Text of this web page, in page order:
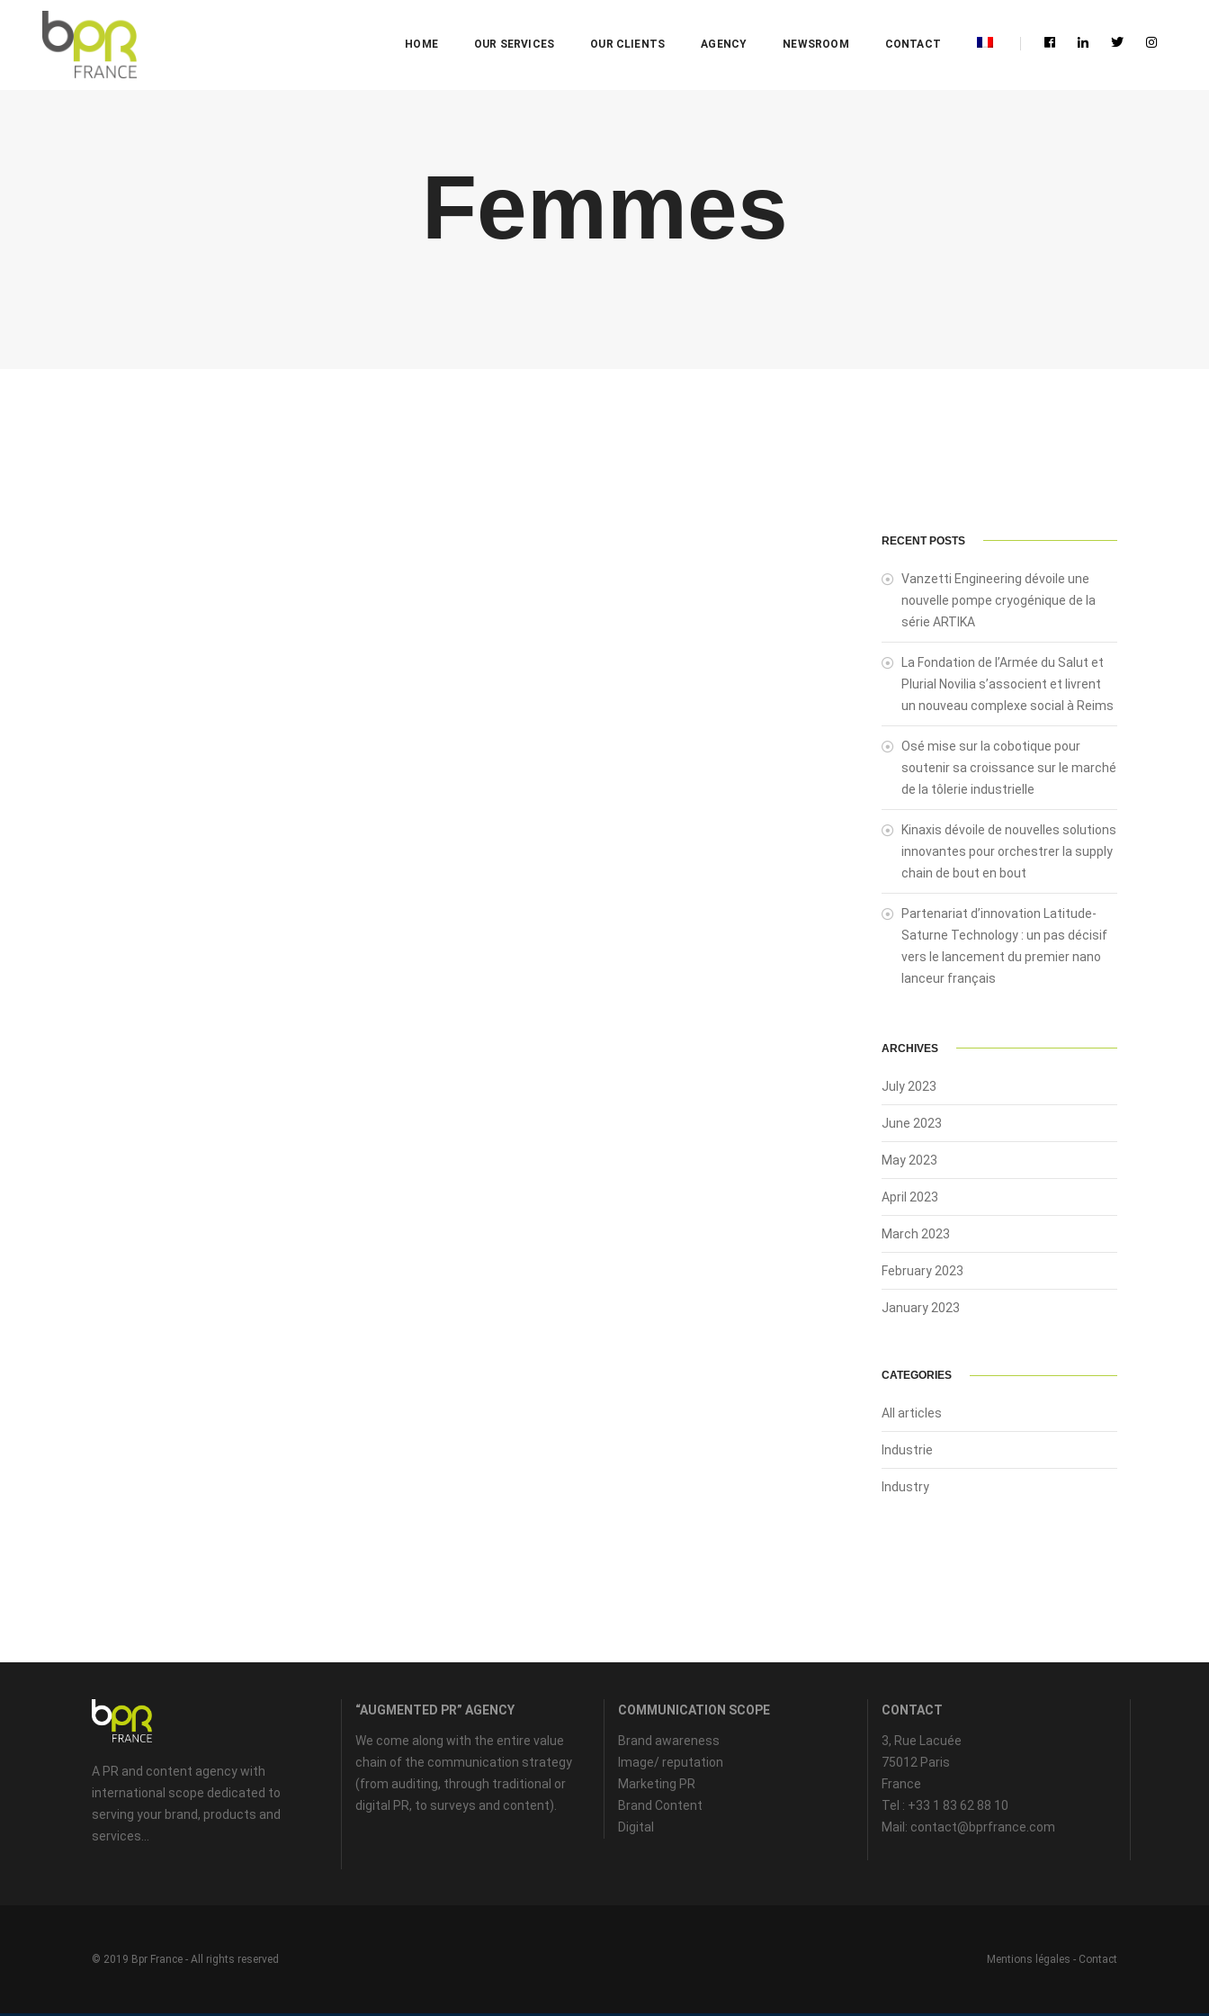
HOME OUR SERVICES OUR CLIENTS AGENCY NEWSROOM CONTACT
Femmes
RECENT POSTS
Vanzetti Engineering dévoile une
nouvelle pompe cryogénique de la
série ARTIKA
La Fondation de l’Armée du Salut et
Plurial Novilia s’associent et livrent
un nouveau complexe social à Reims
Osé mise sur la cobotique pour
soutenir sa croissance sur le marché
de la tôlerie industrielle
Kinaxis dévoile de nouvelles solutions
innovantes pour orchestrer la supply
chain de bout en bout
Partenariat d’innovation Latitude-
Saturne Technology : un pas décisif
vers le lancement du premier nano
lanceur français
ARCHIVES
July 2023
June 2023
May 2023
April 2023
March 2023
February 2023
January 2023
CATEGORIES
All articles
Industrie
Industry
A PR and content agency with
international scope dedicated to
serving your brand, products and
services...
“AUGMENTED PR” AGENCY
We come along with the entire value
chain of the communication strategy
(from auditing, through traditional or
digital PR, to surveys and content).
COMMUNICATION SCOPE
Brand awareness
Image/ reputation
Marketing PR
Brand Content
Digital
CONTACT
3, Rue Lacuée
75012 Paris
France
Tel : +33 1 83 62 88 10
Mail: contact@bprfrance.com
© 2019 Bpr France - All rights reserved Mentions légales - Contact